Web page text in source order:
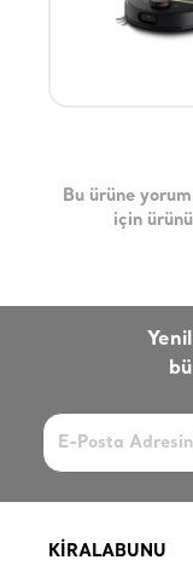
Bu ürüne
için
KİRALABUNU